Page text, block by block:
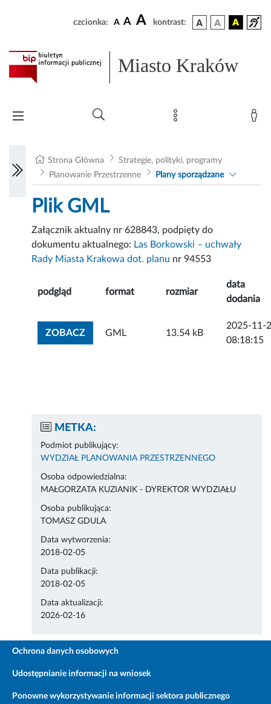
czcionka: A A A kontrast:
Miasto Kraków
Strona Główna
Strategie, polityki, programy
Planowanie Przestrzenne
Plany sporządzane
Plik GML
Załącznik aktualny nr 628843, podpięty do
dokumentu aktualnego: Las Borkowski – uchwały
Rady Miasta Krakowa dot. planu nr 94553
podgląd format rozmiar
data
dodania
ZOBACZZOBACZ ZAŁĄCZNIK
GML 13.54 kB
2025-11-
08:18:15
METKA:
Podmiot publikujący:
WYDZIAŁ PLANOWANIA PRZESTRZENNEGO
Osoba odpowiedzialna:
MAŁGORZATA KUZIANIK - DYREKTOR WYDZIAŁU
Osoba publikująca:
TOMASZ GDULA
Data wytworzenia:
2018-02-05
Data publikacji:
2018-02-05
Data aktualizacji:
2026-02-16
Ochrona danych osobowych
Udostępnianie informacji na wniosek
Ponowne wykorzystywanie informacji sektora publicznego